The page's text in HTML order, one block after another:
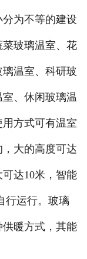
为不等的建设
玻璃温室、花
温室、科研玻
、休闲玻璃温
方式可有温室
大的高度可达
达10米，智能
行运行。玻璃
暖方式，其能